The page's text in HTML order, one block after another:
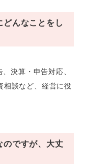
んなことをし
決算・申告対応、
相談など、経営に役
のですが、大丈